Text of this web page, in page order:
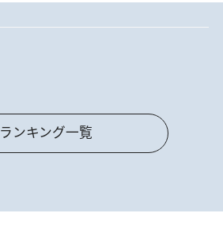
ランキング一覧